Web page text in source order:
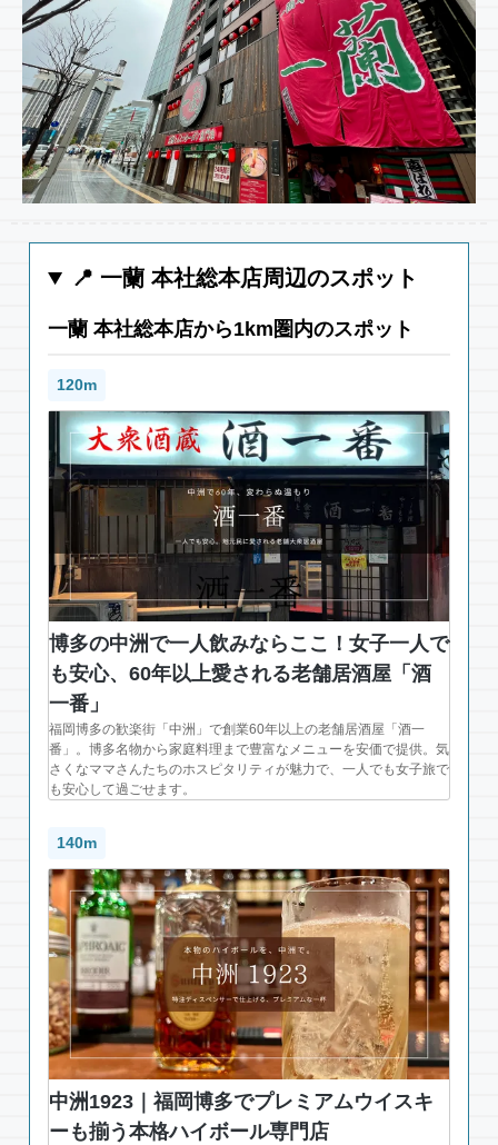
📍 一蘭 本社総本店周辺のスポット
一蘭 本社総本店から1km圏内のスポット
120m
博多の中洲で一人飲みならここ！女子一人で
も安心、60年以上愛される老舗居酒屋「酒
一番」
福岡博多の歓楽街「中洲」で創業60年以上の老舗居酒屋「酒一
番」。博多名物から家庭料理まで豊富なメニューを安価で提供。気
さくなママさんたちのホスピタリティが魅力で、一人でも女子旅で
も安心して過ごせます。
140m
中洲1923｜福岡博多でプレミアムウイスキ
ーも揃う本格ハイボール専門店